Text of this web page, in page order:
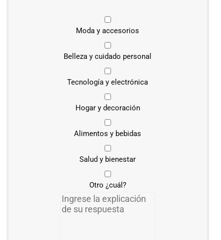
Moda y accesorios
Belleza y cuidado personal
Tecnología y electrónica
Hogar y decoración
Alimentos y bebidas
Salud y bienestar
Otro ¿cuál?